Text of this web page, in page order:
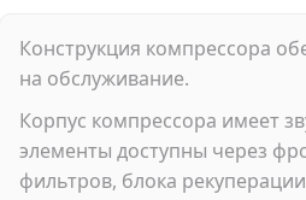
Конструкция компрессора
на обслуживание.
Корпус компрессора имеет
элементы доступны через
фильтров, блока